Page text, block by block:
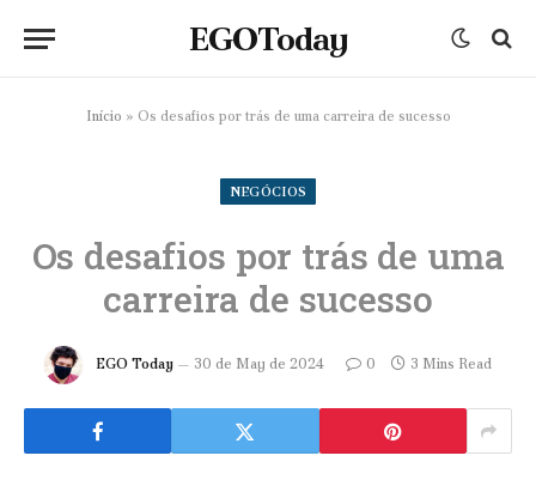
EGOToday
Início » Os desafios por trás de uma carreira de sucesso
NEGÓCIOS
Os desafios por trás de uma
carreira de sucesso
EGO Today 30 de May de 2024 0 3 Mins Read